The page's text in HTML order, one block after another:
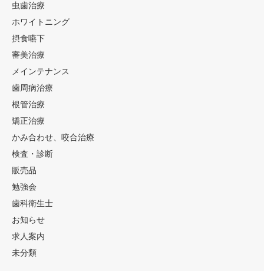
虫歯治療
ホワイトニング
摂食嚥下
審美治療
メインテナンス
歯周病治療
根管治療
矯正治療
かみ合わせ、咬合治療
検査・診断
販売品
勉強会
歯科衛生士
お知らせ
求人案内
未分類